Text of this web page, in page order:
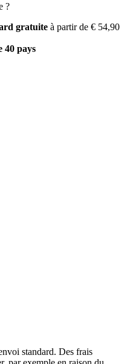
?
gratuite à partir de € 54,90
40 pays
standard. Des frais